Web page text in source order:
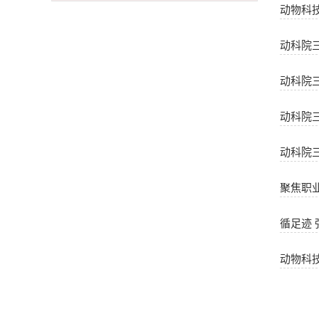
动物科
动科院
动科院
动科院
动科院
聚焦职
循足迹
动物科